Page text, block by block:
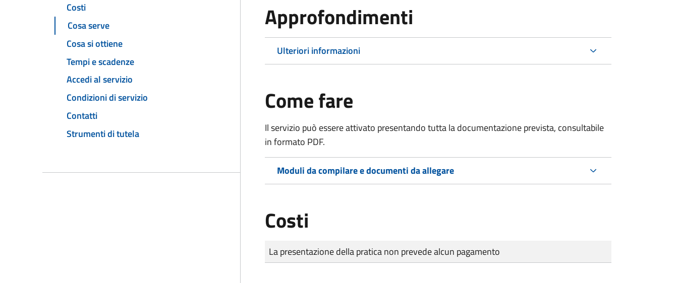
Costi
Cosa serve
Cosa si ottiene
Tempi e scadenze
Accedi al servizio
Condizioni di servizio
Contatti
Strumenti di tutela
Approfondimenti
Ulteriori informazioni
Come fare
Il servizio può essere attivato presentando tutta la documentazione prevista, consultabile
in formato PDF.
Moduli da compilare e documenti da allegare
Costi
Tipo di pagamento
Importo
La presentazione della pratica non prevede alcun pagamento